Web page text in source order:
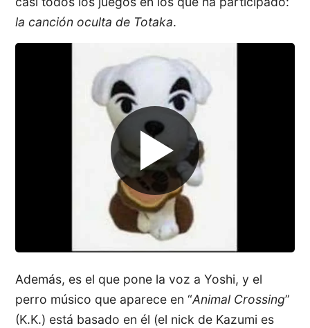
la canción oculta de Totaka.
Además, es el que pone la voz a Yoshi, y el
perro músico que aparece en “Animal Crossing”
(K.K.) está basado en él (el nick de Kazumi es